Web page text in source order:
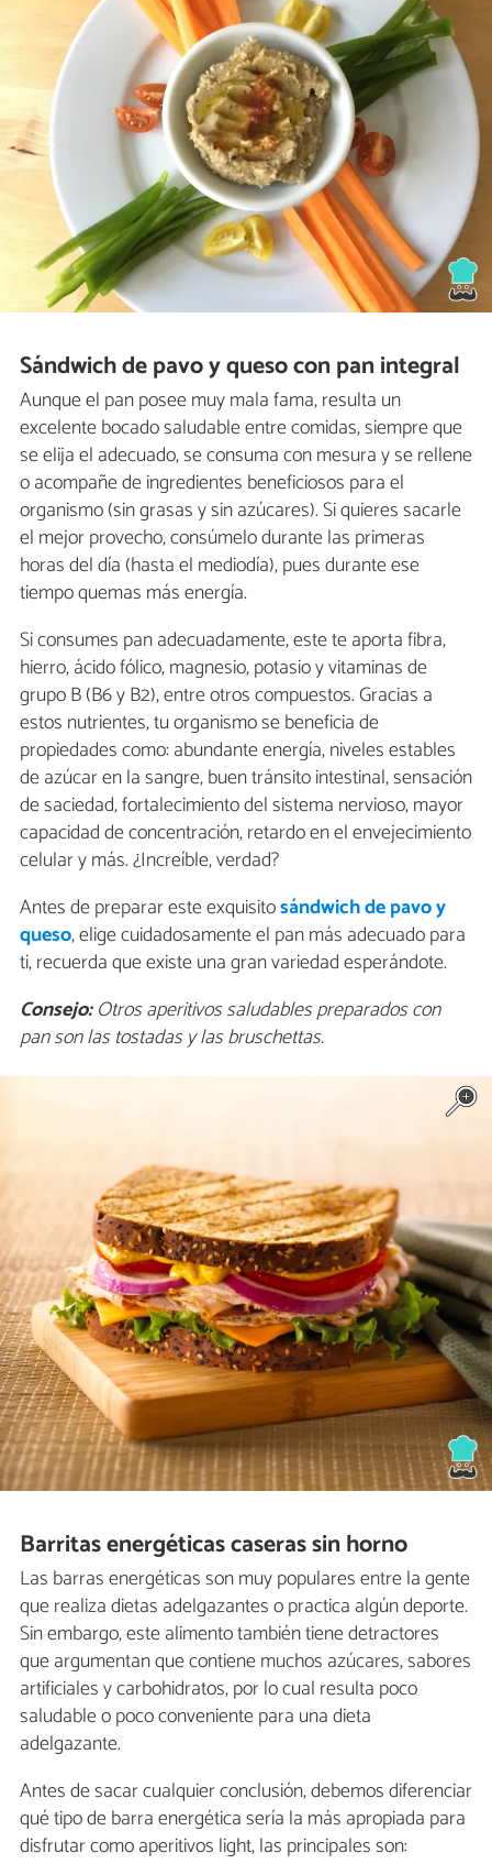
Sándwich de pavo y queso con pan integral
Aunque el pan posee muy mala fama, resulta un
excelente bocado saludable entre comidas, siempre que
se elija el adecuado, se consuma con mesura y se rellene
o acompañe de ingredientes beneficiosos para el
organismo (sin grasas y sin azúcares). Si quieres sacarle
el mejor provecho, consúmelo durante las primeras
horas del día (hasta el mediodía), pues durante ese
tiempo quemas más energía.
Si consumes pan adecuadamente, este te aporta fibra,
hierro, ácido fólico, magnesio, potasio y vitaminas de
grupo B (B6 y B2), entre otros compuestos. Gracias a
estos nutrientes, tu organismo se beneficia de
propiedades como: abundante energía, niveles estables
de azúcar en la sangre, buen tránsito intestinal, sensación
de saciedad, fortalecimiento del sistema nervioso, mayor
capacidad de concentración, retardo en el envejecimiento
celular y más. ¿Increíble, verdad?
Antes de preparar este exquisitosándwich de pavo y
queso, elige cuidadosamente el pan más adecuado para
ti, recuerda que existe una gran variedad esperándote.
Consejo:Otros aperitivos saludables preparados con
pan son las tostadas y las bruschettas.
Barritas energéticas caseras sin horno
Las barras energéticas son muy populares entre la gente
que realiza dietas adelgazantes o practica algún deporte.
Sin embargo, este alimento también tiene detractores
que argumentan que contiene muchos azúcares, sabores
artificiales y carbohidratos, por lo cual resulta poco
saludable o poco conveniente para una dieta
adelgazante.
Antes de sacar cualquier conclusión, debemos diferenciar
qué tipo de barra energética sería la más apropiada para
disfrutar como aperitivos light, las principales son: